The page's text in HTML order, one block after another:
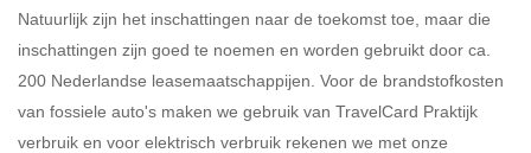
69.399,- )
Eigen bijdrage
Natuurlijk zijn het inschattingen naar de toekomst toe, maar die
inschattingen zijn goed te noemen en worden gebruikt door ca.
200 Nederlandse leasemaatschappijen. Voor de brandstofkosten
van fossiele auto's maken we gebruik van TravelCard Praktijk
verbruik en voor elektrisch verbruik rekenen we met onze